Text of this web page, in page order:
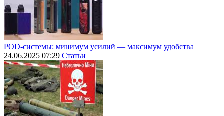
POD-системы: минимум усилий — максимум удобства
24.06.2025 07:29 Статьи